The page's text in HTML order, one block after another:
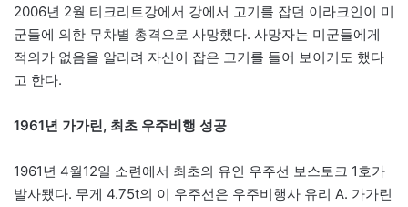
2006년 2월 티크리트강에서 강에서 고기를 잡던 이라크인이 미
군들에 의한 무차별 총격으로 사망했다. 사망자는 미군들에게
적의가 없음을 알리려 자신이 잡은 고기를 들어 보이기도 했다
고 한다.
1961년 가가린, 최초 우주비행 성공
1961년 4월12일 소련에서 최초의 유인 우주선 보스토크 1호가
발사됐다. 무게 4.75t의 이 우주선은 우주비행사 유리 A. 가가린